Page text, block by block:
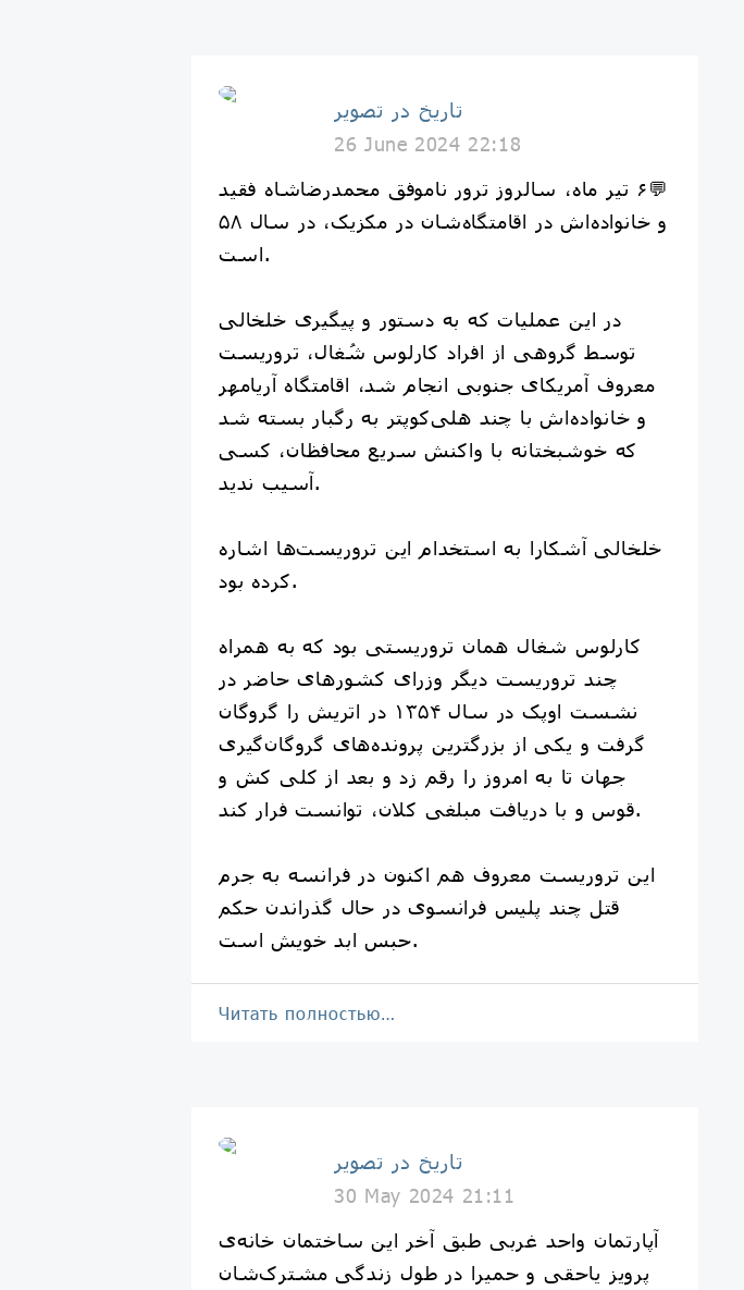
تاریخ در تصویر
26 June 2024 22:18
‏💬۶ تیر ماه، سالروز ترور ناموفق محمدرضاشاه فقید
و خانواده‌اش در اقامتگاه‌شان در مکزیک، در سال ۵۸
است.
‏در این عملیات که به دستور و پیگیری خلخالی
توسط گروهی از افراد کارلوس شُغال، تروریست
معروف آمریکای جنوبی انجام شد، اقامتگاه آریامهر
و خانواده‌اش با چند هلی‌کوپتر به رگبار بسته شد
که خوشبختانه با واکنش سریع محافظان، کسی
آسیب ندید.
‏خلخالی آشکارا به استخدام این تروریست‌ها اشاره
کرده بود.
‏کارلوس شغال همان تروریستی بود که به همراه
چند تروریست دیگر وزرای کشورهای حاضر در
نشست اوپک در سال ۱۳۵۴ در اتریش را گروگان
گرفت و یکی از بزرگترین پرونده‌های گروگان‌گیری
جهان تا به امروز را رقم زد و بعد از کلی کش و
قوس و با دریافت مبلغی کلان، توانست فرار کند.
‏این تروریست معروف هم اکنون در فرانسه به جرم
قتل چند پلیس فرانسوی در حال گذراندن حکم
حبس ابد خویش است.
Читать полностью…
تاریخ در تصویر
30 May 2024 21:11
آپارتمان واحد غربی طبق آخر این ساختمان خانه‌ی
پرویز یاحقی و حمیرا در طول زندگی‌ مشترک‌شان